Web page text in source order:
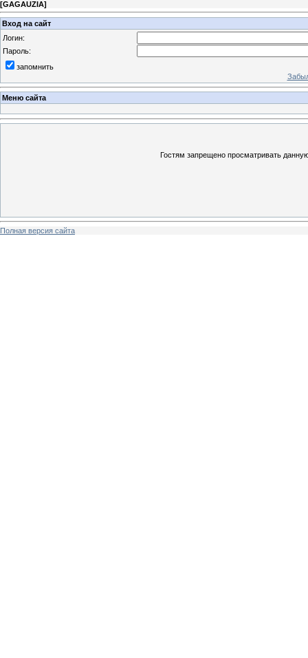
[GAGAUZIA]
Вход на сайт
Логин:
Пароль:
запомнить
Меню сайта
Гостям запрещено просматривать
Полная версия сайта